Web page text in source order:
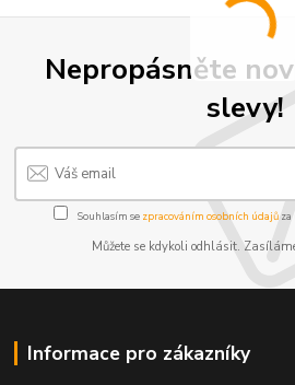
Nepropásněte
slevy!
Souhlasím se zpracováním osobních údajůza
Můžete se kdykoli odhlásit.
Informace pro zákazníky